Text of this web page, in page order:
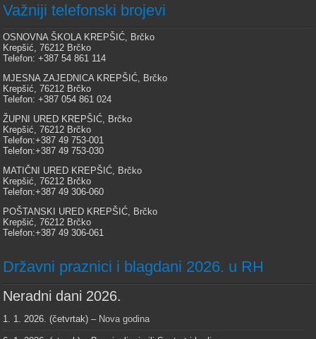
Važniji telefonski brojevi
OSNOVNA ŠKOLA KREPŠIĆ, Brčko
Krepšić, 76212 Brčko
Telefon: +387 54 861 114
MJESNA ZAJEDNICA KREPŠIĆ, Brčko
Krepšić, 76212 Brčko
Telefon: +387 054 861 024
ŽUPNI URED KREPŠIĆ, Brčko
Krepšić, 76212 Brčko
Telefon:+387 49 753-001
Telefon:+387 49 753-030
MATIČNI URED KREPŠIĆ, Brčko
Krepšić, 76212 Brčko
Telefon:+387 49 306-060
POŠTANSKI URED KREPŠIĆ, Brčko
Krepšić, 76212 Brčko
Telefon:+387 49 306-061
Državni praznici i blagdani 2026. u RH
Neradni dani 2026.
1. 1. 2026. (četvrtak) – Nova godina